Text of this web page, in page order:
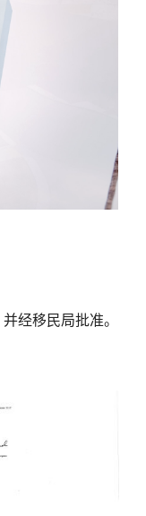
经移民局批准。